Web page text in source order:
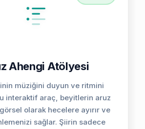
Ahengi Atölyesi
müziğini duyun ve ritmini
interaktif araç, beyitlerin aruz
olarak hecelere ayırır ve
sağlar. Şiirin sadece